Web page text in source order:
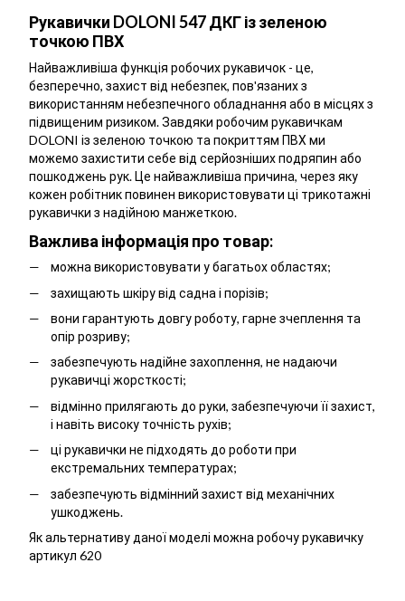
Рукавички DOLONI 547 ДКГ із зеленою
точкою ПВХ
Найважливіша функція робочих рукавичок - це,
безперечно, захист від небезпек, пов'язаних з
використанням небезпечного обладнання або в місцях з
підвищеним ризиком. Завдяки робочим рукавичкам
DOLONI із зеленою точкою та покриттям ПВХ ми
можемо захистити себе від серйозніших подряпин або
пошкоджень рук. Це найважливіша причина, через яку
кожен робітник повинен використовувати ці трикотажні
рукавички з надійною манжеткою.
Важлива інформація про товар:
можна використовувати у багатьох областях;
захищають шкіру від садна і порізів;
вони гарантують довгу роботу, гарне зчеплення та
опір розриву;
забезпечують надійне захоплення, не надаючи
рукавичці жорсткості;
відмінно прилягають до руки, забезпечуючи її захист,
і навіть високу точність рухів;
ці рукавички не підходять до роботи при
екстремальних температурах;
забезпечують відмінний захист від механічних
ушкоджень.
Як альтернативу даної моделі можна робочу рукавичку
артикул 620